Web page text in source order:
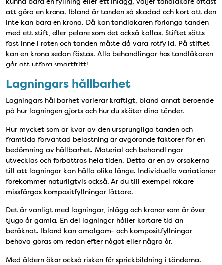
att göra en krona. Ibland är tanden så skadad och kort att den
inte kan bära en krona. Då kan tandläkaren förlänga tanden
med ett stift, eller pelare som det också kallas. Stiftet sätts
fast inne i roten och tanden måste då vara rotfylld. På stiftet
kan en krona sedan fästas. Alla behandlingar hos tandläkaren
går att utföra smärtfritt!
Lagningars hållbarhet
Lagningars hållbarhet varierar kraftigt, bland annat beroende
på hur lagningen gjorts och hur du sköter dina tänder.
Hur mycket som är kvar av den ursprungliga tanden och
framtida förväntad belastning är avgörande faktorer för en
bedömning av hållbarhet. Material och behandlingar
utvecklas och förbättras hela tiden. Detta är en av orsakerna
till att lagningar kan hålla olika länge. Individuella variationer
förekommer naturligtvis också. Är du till exempel rökare
missfärgas kompositfyllningar lättare.
Det är vanligt med lagningar, inlägg och kronor som är över
tjugo år gamla. En del lagningar håller kortare tid än
beräknat. Ibland kan amalgam- och kompositfyllningar
behöva göras om redan efter något eller några år.
Med åldern ökar också risken för sprickbildning i tänderna.